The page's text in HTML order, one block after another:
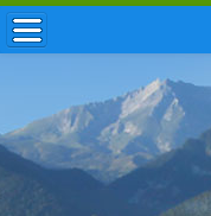
ACCUEIL / INFOS
MUNICIPALITÉ
VIE LOCALE